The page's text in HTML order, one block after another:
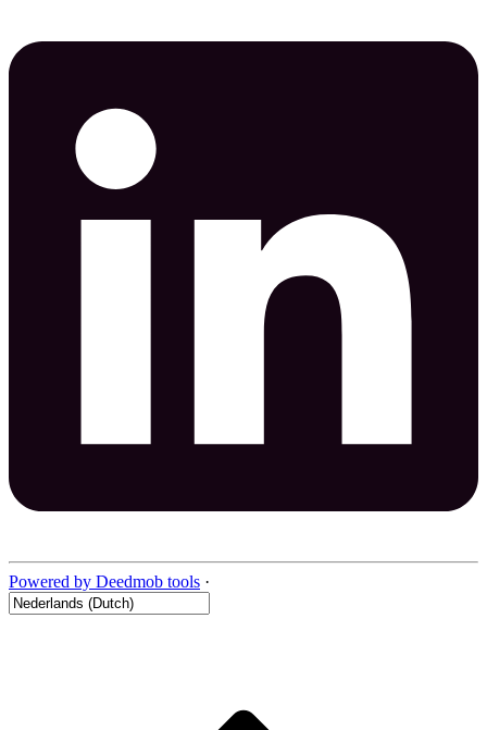
Powered by Deedmob tools ·